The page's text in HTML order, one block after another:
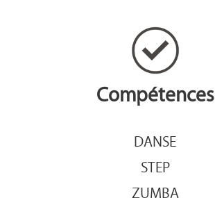
Compétences
DANSE
STEP
ZUMBA